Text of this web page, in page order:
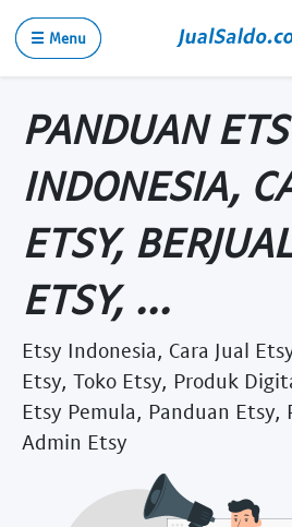
☰ Menu
PANDUAN
INDONESIA,
ETSY,
ETSY, ...
Etsy Indonesia, Cara Jual
Etsy, Toko Etsy, Produk
Etsy Pemula, Panduan Etsy,
Admin Etsy